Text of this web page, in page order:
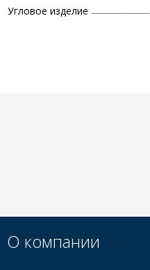
Угловое изделие
О компании